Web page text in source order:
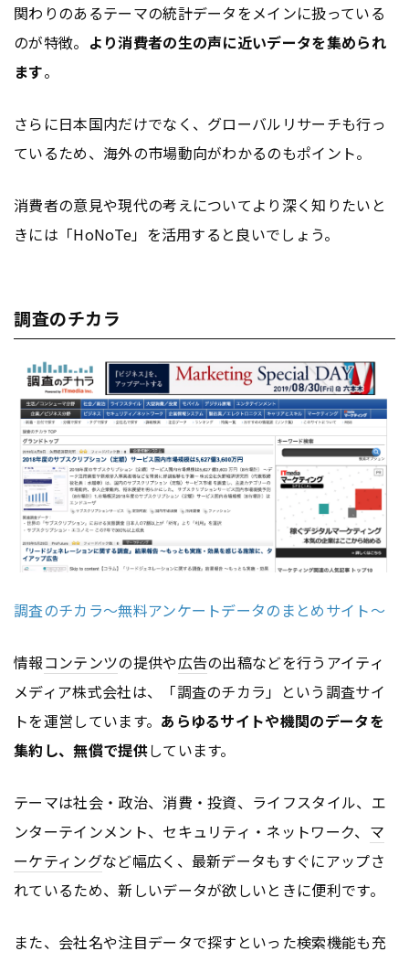
関わりのあるテーマの統計データをメインに扱っている
のが特徴。 より消費者の生の声に近いデータを集められ
ます。
さらに日本国内だけでなく、グローバルリサーチも行っ
ているため、海外の市場動向がわかるのもポイント。
消費者の意見や現代の考えについてより深く知りたいと
きには「HoNoTe」を活用すると良いでしょう。
調査のチカラ
調査のチカラ〜無料アンケートデータのまとめサイト〜
情報コンテンツの提供や広告の出稿などを行うアイティ
メディア株式会社は、「調査のチカラ」という調査サイ
トを運営しています。 あらゆるサイトや機関のデータを
集約し、無償で提供しています。
テーマは社会・政治、消費・投資、ライフスタイル、エ
ンターテインメント、セキュリティ・ネットワーク、 マ
ーケティングなど幅広く、最新データもすぐにアップさ
れているため、新しいデータが欲しいときに便利です。
また、会社名や注目データで探すといった検索機能も充